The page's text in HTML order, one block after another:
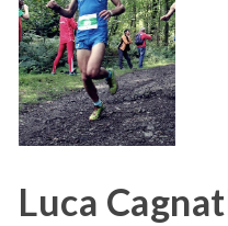
Luca